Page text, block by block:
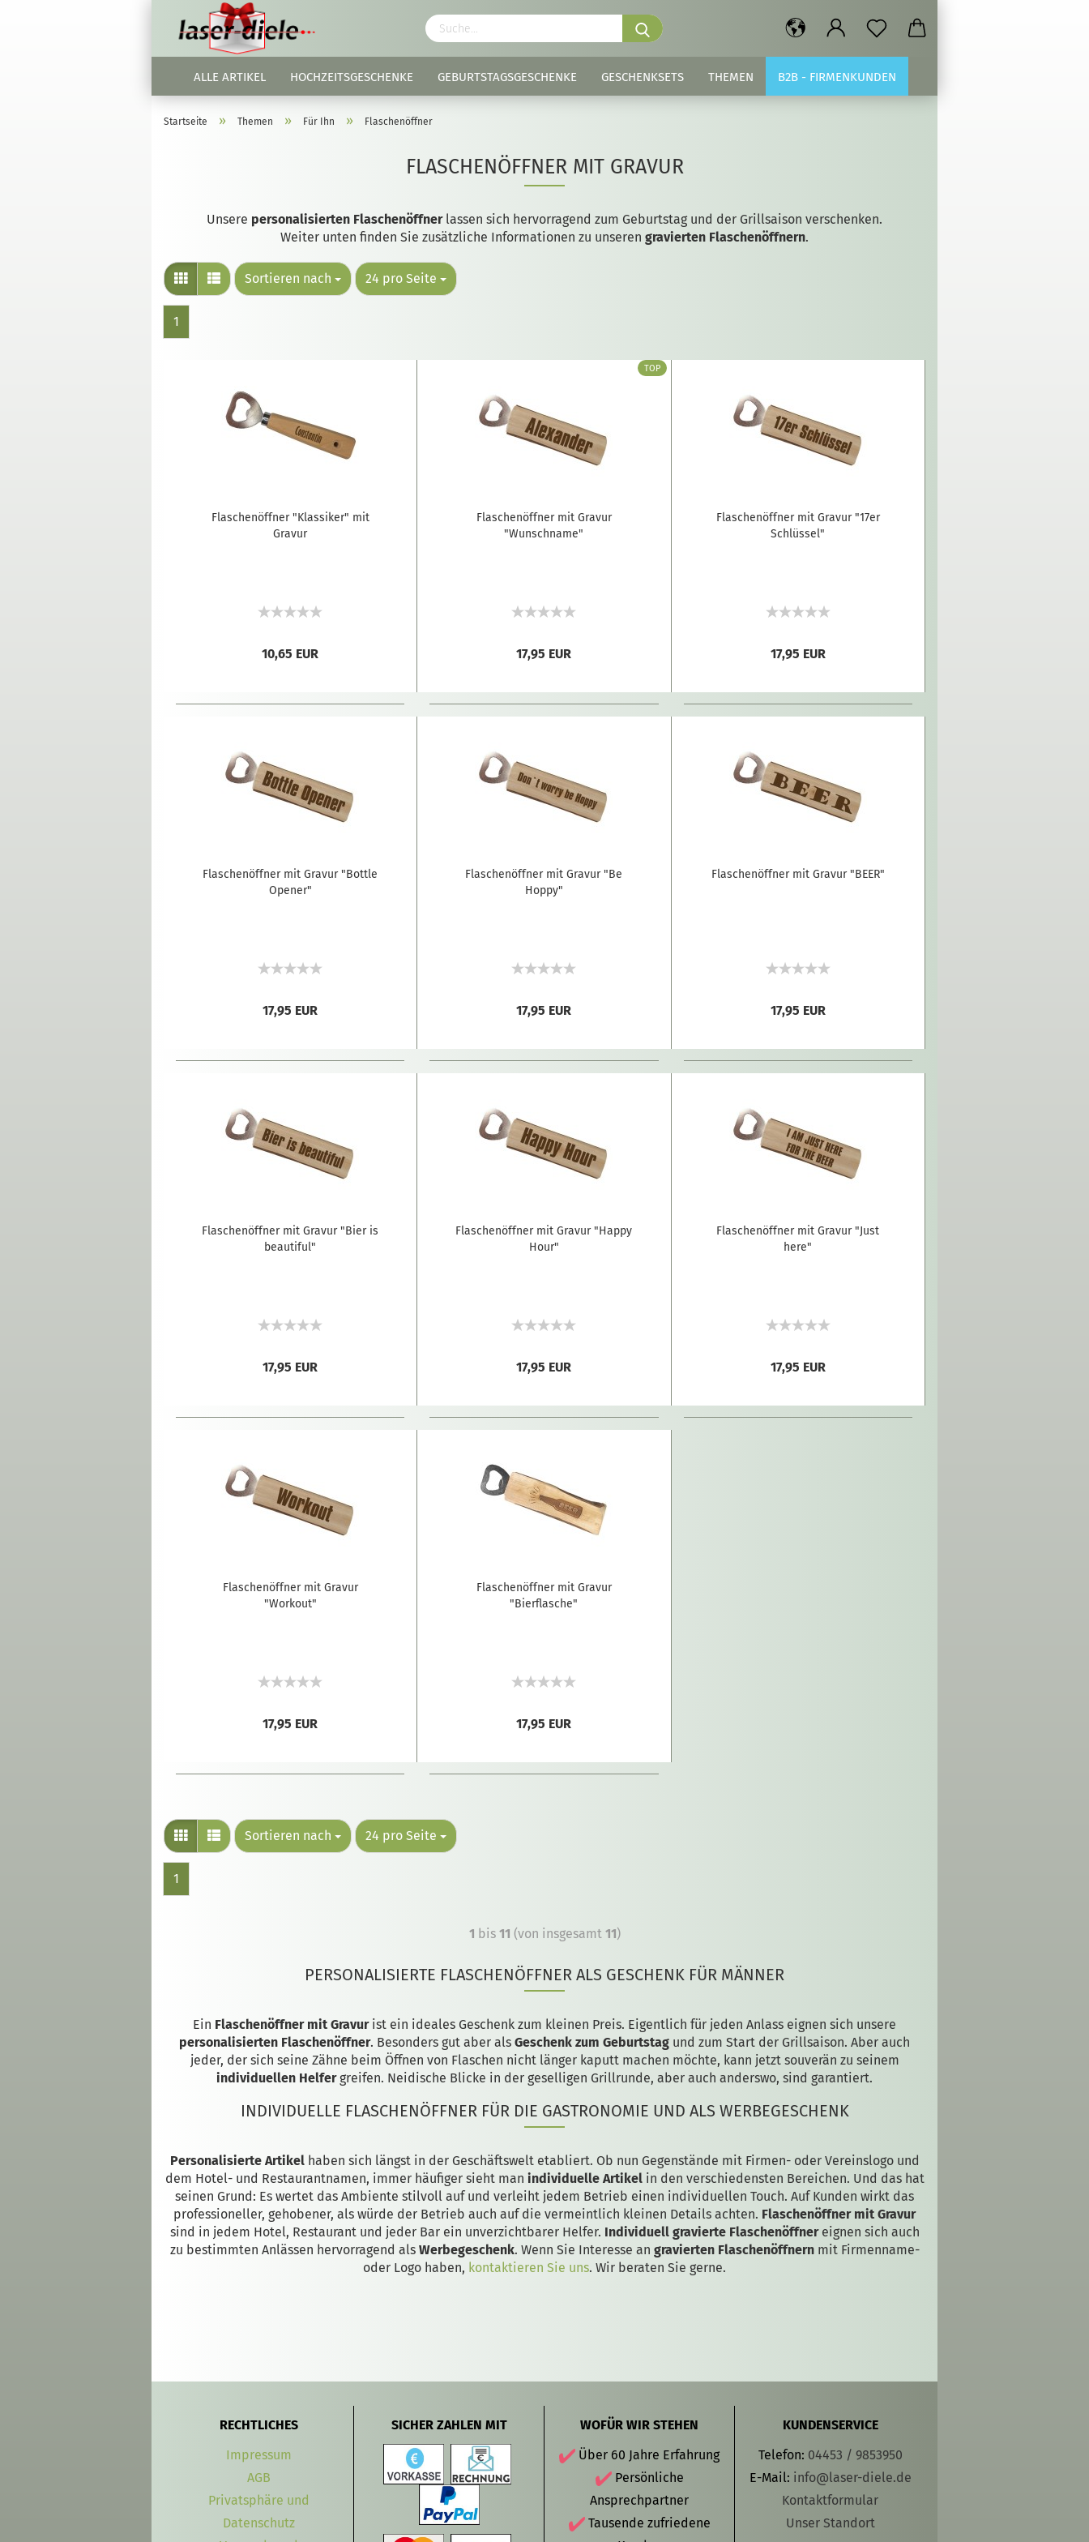
ALLE ARTIKEL HOCHZEITSGESCHENKE GEBURTSTAGSGESCHENKE GESCHENKSETS THEMEN B2B - FIRMENKUNDEN
Startseite » Themen » Für Ihn » Flaschenöffner
FLASCHENÖFFNER MIT GRAVUR
Unsere personalisierten Flaschenöffnerlassen sich hervorragend zum Geburtstag und der Grillsaison verschenken.
Weiter unten finden Sie zusätzliche Informationen zu unseren gravierten Flaschenöffnern.
Sortieren nach 24 pro Seite
1
Flaschenöffner "Klassiker" mit
Gravur
10,65 EUR
TOP
Flaschenöffner mit Gravur
"Wunschname"
17,95 EUR
Flaschenöffner mit Gravur "17er
Schlüssel"
17,95 EUR
Flaschenöffner mit Gravur "Bottle
Opener"
17,95 EUR
Flaschenöffner mit Gravur "Be
Hoppy"
17,95 EUR
Flaschenöffner mit Gravur "BEER"
17,95 EUR
Flaschenöffner mit Gravur "Bier is
beautiful"
17,95 EUR
Flaschenöffner mit Gravur "Happy
Hour"
17,95 EUR
Flaschenöffner mit Gravur "Just
here"
17,95 EUR
Flaschenöffner mit Gravur
"Workout"
17,95 EUR
Flaschenöffner mit Gravur
"Bierflasche"
17,95 EUR
Sortieren nach 24 pro Seite
1
1 bis 11 (von insgesamt 11)
PERSONALISIERTE FLASCHENÖFFNER ALS GESCHENK FÜR MÄNNER
Ein Flaschenöffner mit Gravurist ein ideales Geschenk zum kleinen Preis. Eigentlich für jeden Anlass eignen sich unsere
personalisierten Flaschenöffner. Besonders gut aber als Geschenk zum Geburtstag und zum Start der Grillsaison. Aber auch
jeder, der sich seine Zähne beim Öffnen von Flaschen nicht länger kaputt machen möchte, kann jetzt souverän zu seinem
individuellen Helfergreifen. Neidische Blicke in der geselligen Grillrunde, aber auch anderswo, sind garantiert.
INDIVIDUELLE FLASCHENÖFFNER FÜR DIE GASTRONOMIE UND ALS WERBEGESCHENK
Personalisierte Artikelhaben sich längst in der Geschäftswelt etabliert. Ob nun Gegenstände mit Firmen- oder Vereinslogo und
dem Hotel- und Restaurantnamen, immer häufiger sieht man individuelle Artikelin den verschiedensten Bereichen. Und das hat
seinen Grund: Es wertet das Ambiente stilvoll auf und verleiht jedem Betrieb einen individuellen Touch. Auf Kunden wirkt das
professioneller, gehobener, als würde der Betrieb auch auf die vermeintlich kleinen Details achten. Flaschenöffner mit Gravur
sind in jedem Hotel, Restaurant und jeder Bar ein unverzichtbarer Helfer. Individuell gravierte Flaschenöffnereignen sich auch
zu bestimmten Anlässen hervorragend als Werbegeschenk. Wenn Sie Interesse an gravierten Flaschenöffnernmit Firmenname-
oder Logo haben, kontaktieren Sie uns. Wir beraten Sie gerne.
RECHTLICHES
Impressum
AGB
Privatsphäre und
Datenschutz
SICHER ZAHLEN MIT
WOFÜR WIR STEHEN
Über 60 Jahre Erfahrung
Persönliche
Ansprechpartner
Tausende zufriedene
KUNDENSERVICE
Telefon: 04453 / 9853950
E-Mail: info@laser-diele.de
Kontaktformular
Unser Standort